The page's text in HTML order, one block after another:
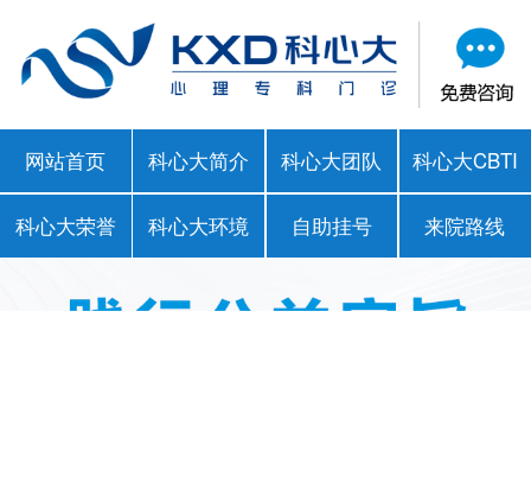
网站首页 科心大简介 科心大团队 科心大CBTI
科心大荣誉 科心大环境 自助挂号 来院路线